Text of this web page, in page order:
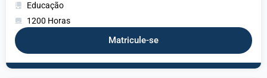
Educação
1200 Horas
Matricule-se